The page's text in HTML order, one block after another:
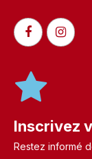
Inscrivez
Restez informé